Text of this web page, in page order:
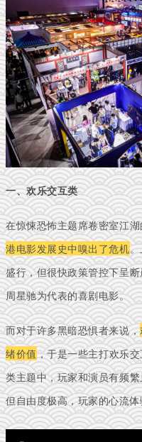
一、欢乐交互类
在惊悚恐怖主题席卷密室江
港电影发展史中嗅出了危机
盛行，但很快政策管控下呈
周星驰为代表的喜剧电影。
而对于许多黑暗恐惧者来说，
绪价值，于是一些主打欢乐
类主题中，玩家和演员有频
但自由度极高，玩家的心流